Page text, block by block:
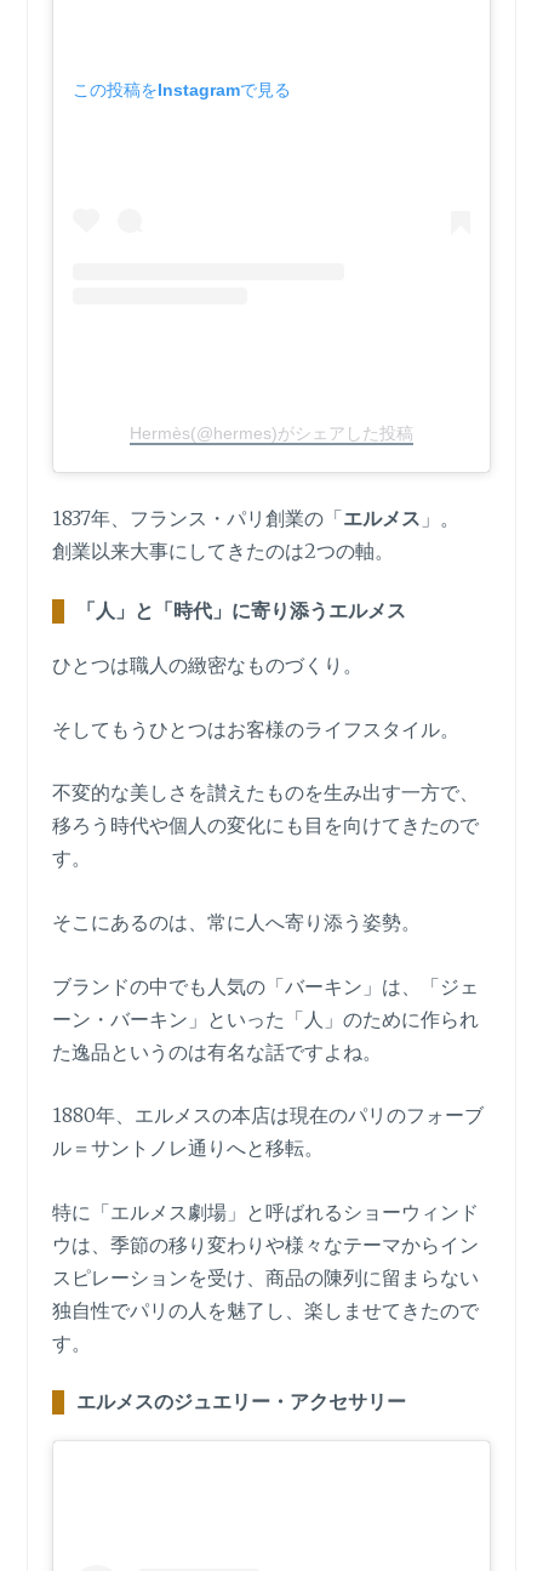
この投稿をInstagramで見る
Hermès(@hermes)がシェアした投稿
1837年、フランス・パリ創業の「エルメス 」。
創業以来大事にしてきたのは2つの軸。
「人」と「時代」に寄り添うエルメス
ひとつは職人の緻密なものづくり。
そしてもうひとつはお客様のライフスタイル。
不変的な美しさを讃えたものを生み出す一方で、
移ろう時代や個人の変化にも目を向けてきたので
す。
そこにあるのは、常に人へ寄り添う姿勢。
ブランドの中でも人気の「バーキン」は、「ジェ
ーン・バーキン」といった「人」のために作られ
た逸品というのは有名な話ですよね。
1880年、エルメスの本店は現在のパリのフォーブ
ル＝サントノレ通りへと移転。
特に「エルメス劇場」と呼ばれるショーウィンド
ウは、季節の移り変わりや様々なテーマからイン
スピレーションを受け、商品の陳列に留まらない
独自性でパリの人を魅了し、楽しませてきたので
す。
エルメスのジュエリー・アクセサリー